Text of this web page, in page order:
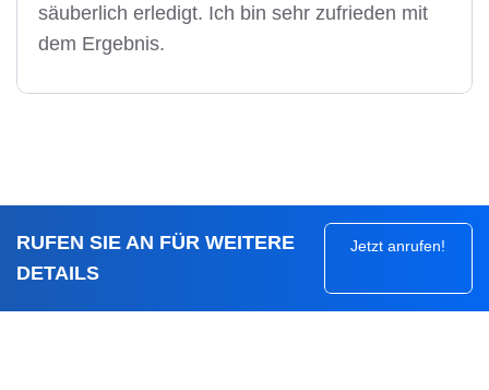
säuberlich erledigt. Ich bin sehr zufrieden mit
dem Ergebnis.
RUFEN SIE AN FÜR WEITERE
DETAILS
Jetzt anrufen!